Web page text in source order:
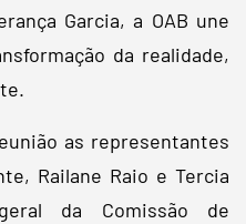
Garcia, a OAB une
da realidade,
as representantes
Railane Raio e Tercia
da Comissão de